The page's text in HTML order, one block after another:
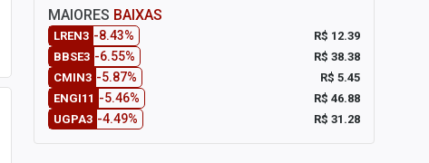
MAIORES BAIXAS
LREN3 -8.43%
R$ 12.39
BBSE3 -6.55%
R$ 38.38
CMIN3 -5.87%
R$ 5.45
ENGI11 -5.46%
R$ 46.88
UGPA3 -4.49% R$ 31.28